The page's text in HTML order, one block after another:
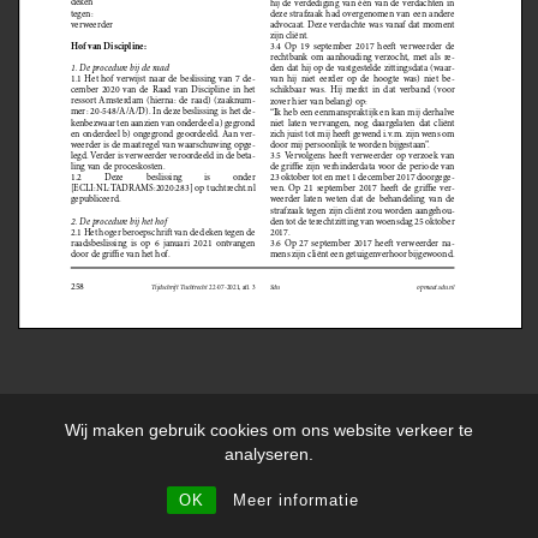
Wij maken gebruik cookies om ons website verkeer te
analyseren.
OK Meer informatie
DISCLAIMER PRIVACYVERKLARING
ALGEMENE VOORWAARDEN
KLACHTENREGELING